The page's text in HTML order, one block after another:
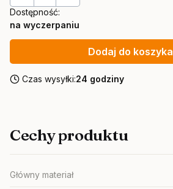
Dostępność:
na wyczerpaniu
Dodaj do koszyka
Czas wysyłki:24 godziny
Cechy produktu
Główny materiał